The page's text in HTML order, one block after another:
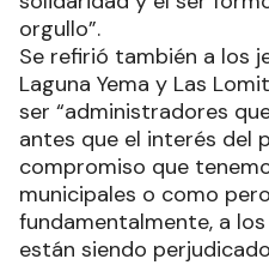
orgullo”.
Se refirió también a los
Laguna Yema y Las
ser “administradores
antes que el interés del
compromiso que
municipales o como
fundamentalmente, a
están siendo